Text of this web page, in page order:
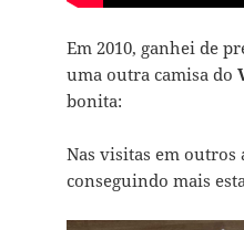
Em 2010, ganhei de
uma outra camisa do
bonita:
Nas visitas em outros
conseguindo mais